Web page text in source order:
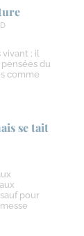
vivant ; il
du
comme
se tait
pour